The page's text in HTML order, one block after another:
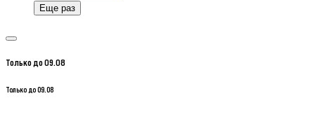
Еще раз
Только до 09.08
Только до 09.08